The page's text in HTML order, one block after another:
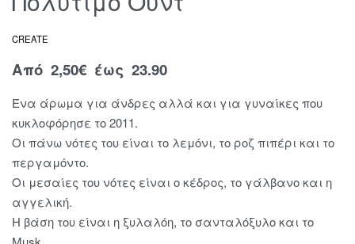
CREATE
Από 2,50€ έως 23.90
Ένα άρωμα για άνδρες αλλά και για γυναίκες που
κυκλοφόρησε το 2011.
Οι πάνω νότες του είναι το λεμόνι, το ροζ πιπέρι και το
περγαμόντο.
Οι μεσαίες του νότες είναι ο κέδρος, το γάλβανο και η
αγγελική.
Η βάση του είναι η ξυλαλόη, το σανταλόξυλο και το